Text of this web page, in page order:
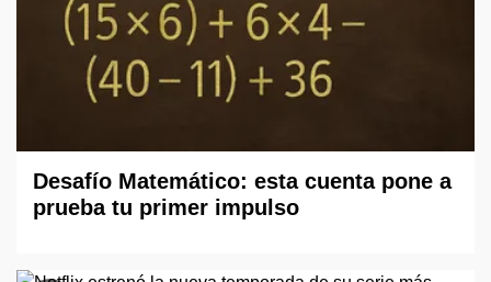
Desafío Matemático: esta cuenta pone a
prueba tu primer impulso